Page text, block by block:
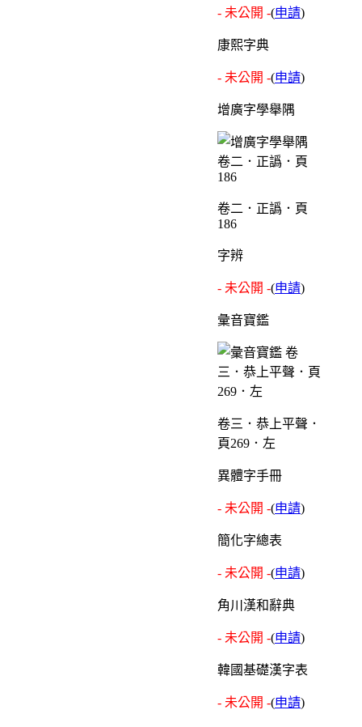
- 未公開 -(申請)
康熙字典
- 未公開 -(申請)
增廣字學舉隅
卷二．正譌．頁
186
字辨
- 未公開 -(申請)
彙音寶鑑
卷三．恭上平聲．
頁269．左
異體字手冊
- 未公開 -(申請)
簡化字總表
- 未公開 -(申請)
角川漢和辭典
- 未公開 -(申請)
韓國基礎漢字表
- 未公開 -(申請)